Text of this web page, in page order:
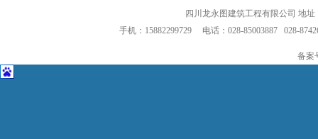
四川龙永图建筑工程有限公司 地
手机：15882299729 电话：028-85003887 028-
备案